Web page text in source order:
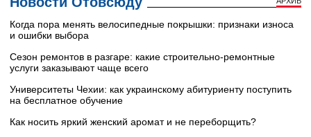
Когда пора менять велосипедные покрышки: признаки износа
и ошибки выбора
Сезон ремонтов в разгаре: какие строительно-ремонтные
услуги заказывают чаще всего
Университеты Чехии: как украинскому абитуриенту поступить
на бесплатное обучение
Как носить яркий женский аромат и не переборщить?